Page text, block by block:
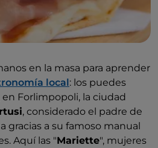
en la masa para aprender
local: los puedes
en Forlimpopoli, la ciudad
, considerado el padre de
gracias a su famoso manual
Aquí las "Mariette", mujeres